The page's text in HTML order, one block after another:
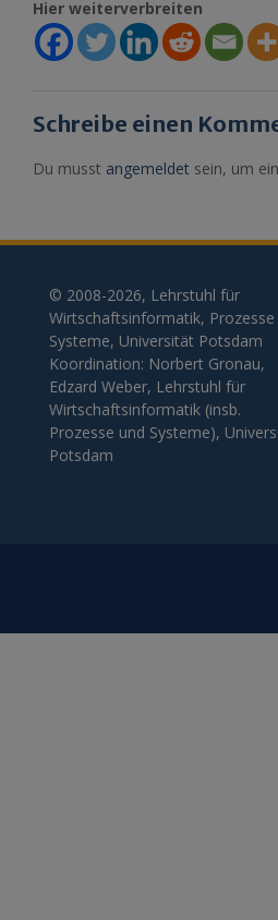
Hier weiterverbreiten
Schreibe einen
Du musst angemeldet sein, um
© 2008-2026, Lehrstuhl für
Wirtschaftsinformatik, Prozesse
Systeme, Universität Potsdam
Koordination: Norbert Gronau,
Edzard Weber, Lehrstuhl für
Wirtschaftsinformatik (insb.
Prozesse und Systeme),
Potsdam